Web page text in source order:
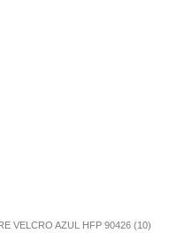
VELCRO AZUL HFP 90426 (10)